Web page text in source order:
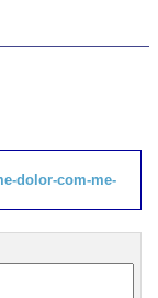
dolor-com-me-